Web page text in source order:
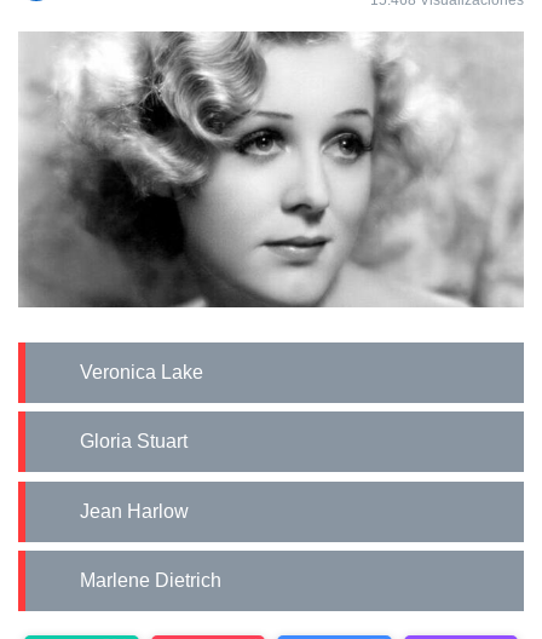
Veronica Lake
Gloria Stuart
Jean Harlow
Marlene Dietrich